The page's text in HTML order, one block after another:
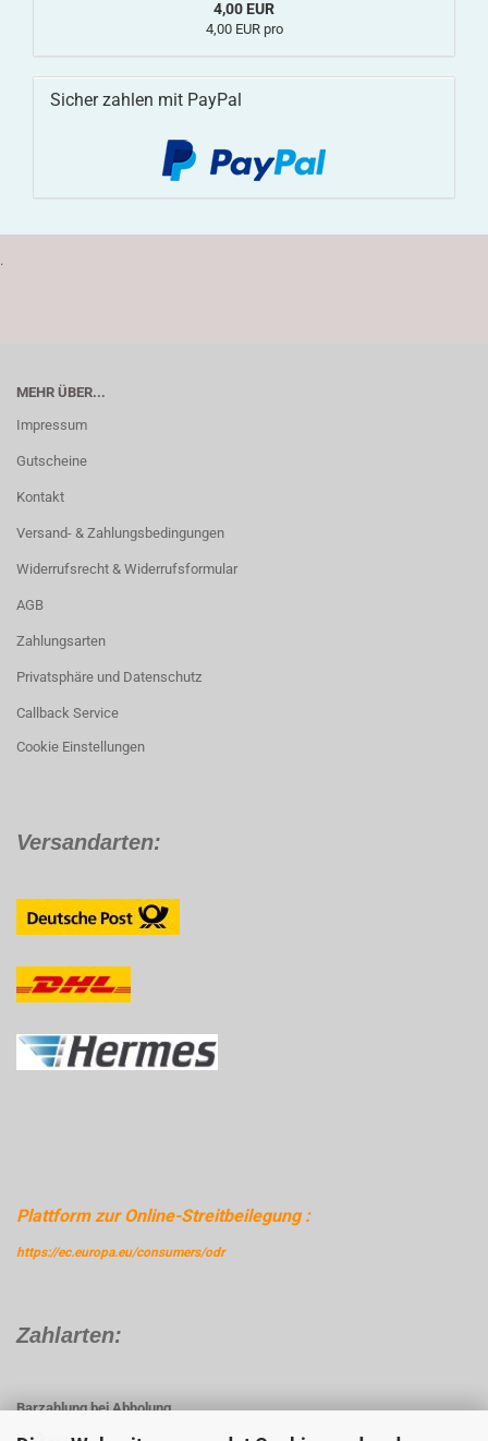
4,00 EUR
4,00 EUR pro
Sicher zahlen mit PayPal
.
MEHR ÜBER...
Impressum
Gutscheine
Kontakt
Versand- & Zahlungsbedingungen
Widerrufsrecht & Widerrufsformular
AGB
Zahlungsarten
Privatsphäre und Datenschutz
Callback Service
Cookie Einstellungen
Versandarten:
Plattform zur Online-Streitbeilegung :
https://ec.europa.eu/consumers/odr
Zahlarten:
Barzahlung bei Abholung